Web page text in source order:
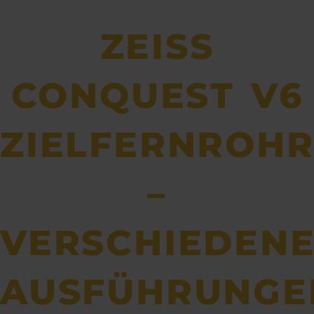
ZEISS
CONQUEST V6
ZIELFERNROHR
–